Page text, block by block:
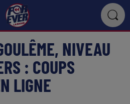
NIVEAU
: COUPS
LIGNE